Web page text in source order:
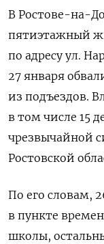
В Ростове-на-
пятиэтажный
по адресу ул.
27 января
из подъездов.
в том числе 15
чрезвычайной
Ростовской
По его словам,
в пункте
школы,